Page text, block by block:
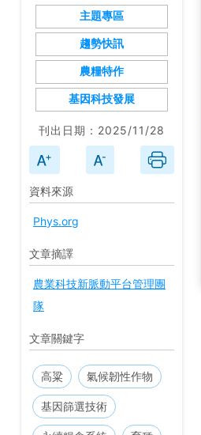
主題專區
趨勢快訊
農糧特作
基因科技發展
刊出日期：2025/11/28
資料來源
Phys.org
文章摘譯
農業科技新脈動平台管理團
隊
文章關鍵字
高粱 氣候韌性作物
基因篩選技術